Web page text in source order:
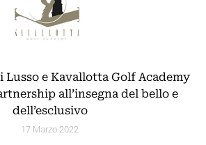
Lusso e Kavallotta Golf Academy
all’insegna del bello e
dell’esclusivo
17 Marzo 2022